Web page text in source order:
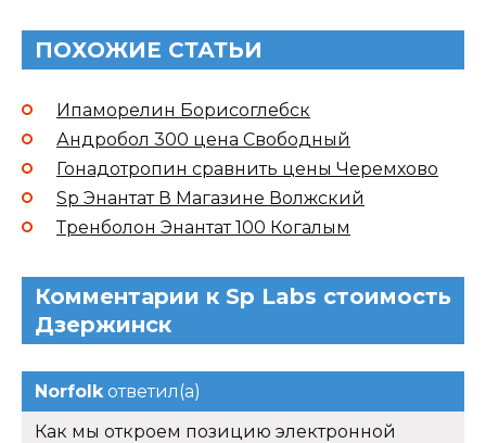
ПОХОЖИЕ СТАТЬИ
Ипаморелин Борисоглебск
Андробол 300 цена Свободный
Гонадотропин сравнить цены Черемхово
Sp Энантат В Магазине Волжский
Тренболон Энантат 100 Когалым
Комментарии к Sp Labs стоимость
Дзержинск
Norfolkответил(а)
Как мы откроем позицию электронной